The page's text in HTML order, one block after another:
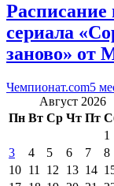
Расписание
сериала
заново» от
Чемпионат.com5
Август 2026
Пн Вт Ср Чт Пт
1
3
4 5 6 7 8
10 11 12 13 14